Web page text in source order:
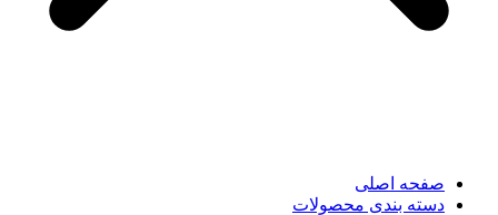
صفحه اصلی
دسته بندی محصولات